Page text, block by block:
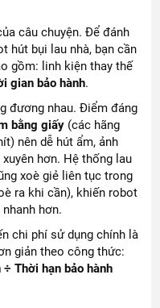
câu chuyện. Để đánh
hút bụi lau nhà, bạn cần
gồm: linh kiện thay thế
gian bảo hành.
đương nhau. Điểm đáng
bằng giấy (các hãng
nên dễ hút ẩm, ảnh
hơn. Hệ thống lau
xoè giẻ liên tục trong
ra khi cần), khiến robot
hơn.
chi phí sử dụng chính là
giản theo công thức:
Thời hạn bảo hành